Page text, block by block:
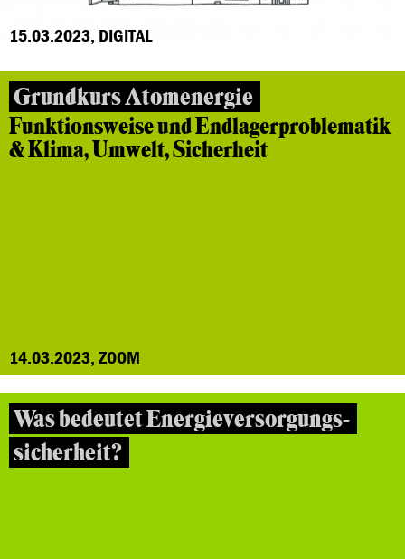
15.03.2023, DIGITAL
Grundkurs Atomenergie
Funktionsweise und Endlagerproblematik
& Klima, Umwelt, Sicherheit
14.03.2023, ZOOM
Was bedeutet Energieversorgungs-
sicherheit?